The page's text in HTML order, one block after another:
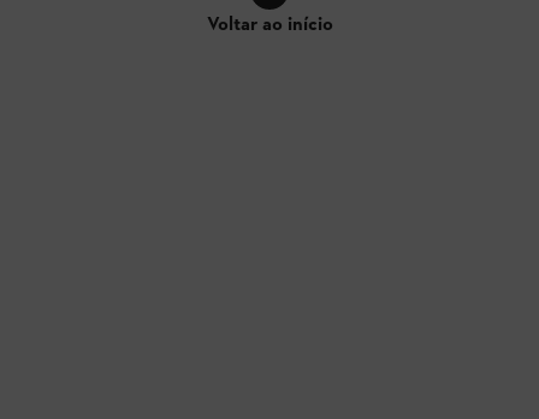
Voltar ao início